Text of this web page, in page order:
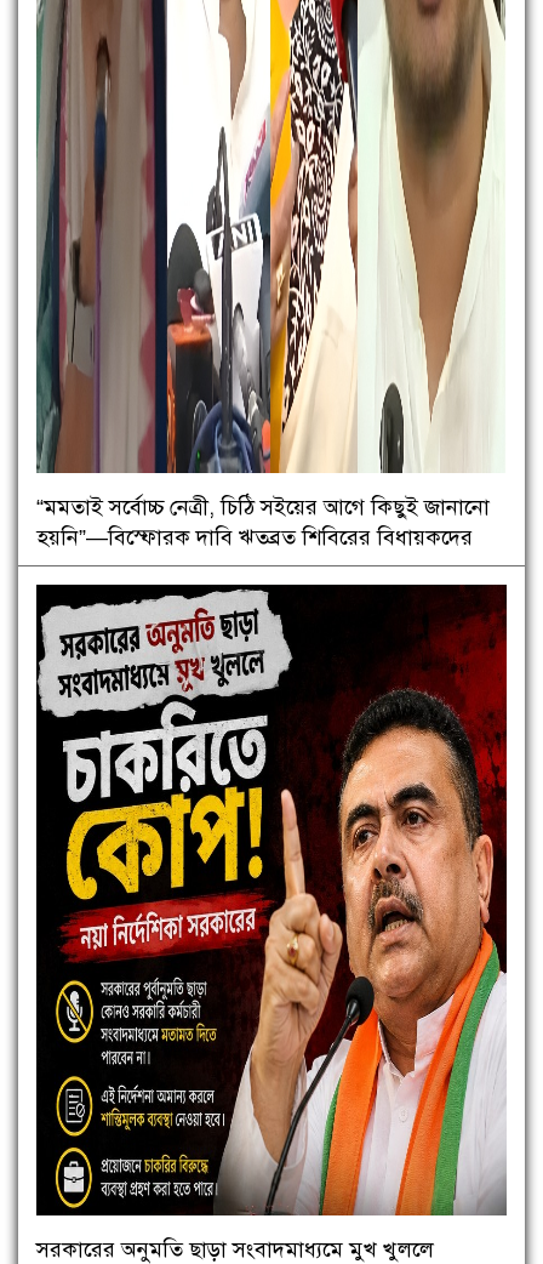
“মমতাই সর্বোচ্চ নেত্রী, চিঠি সইয়ের আগে কিছুই জানানো
হয়নি”—বিস্ফোরক দাবি ঋতব্রত শিবিরের বিধায়কদের
সরকারের অনুমতি ছাড়া সংবাদমাধ্যমে মুখ খুললে